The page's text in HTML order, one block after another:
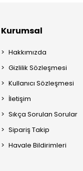
Kurumsal
Hakkımızda
Gizlilik Sözleşmesi
Kullanıcı Sözleşmesi
İletişim
Sıkça Sorulan Sorular
Sipariş Takip
Havale Bildirimleri